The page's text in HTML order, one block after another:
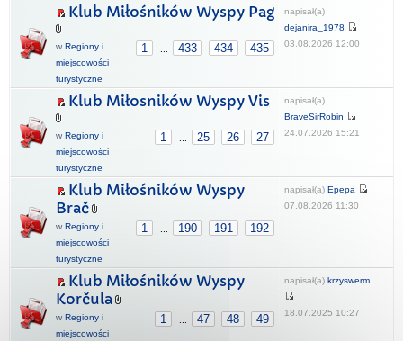
Klub Miłośników Wyspy Pag
1 433 434 435
w Regiony i
miejscowości
turystyczne
napisał(a)
dejanira_1978
03.08.2026 12:00
Klub Miłosników Wyspy Vis
1 25 26 27
w Regiony i
miejscowości
turystyczne
napisał(a)
BraveSirRobin
24.07.2026 15:21
Klub Miłośników Wyspy
Brač
1 190 191 192
w Regiony i
miejscowości
turystyczne
napisał(a) Epepa
07.08.2026 11:30
Klub Miłośników Wyspy
Korčula
1 47 48 49
w Regiony i
miejscowości
napisał(a) krzyswerm
18.07.2025 10:27